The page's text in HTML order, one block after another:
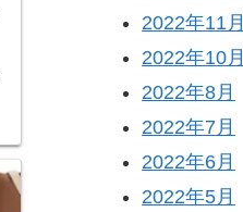
2022年11月
2022年10月
2022年8月
2022年7月
2022年6月
2022年5月